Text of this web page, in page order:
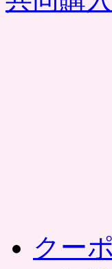
クー